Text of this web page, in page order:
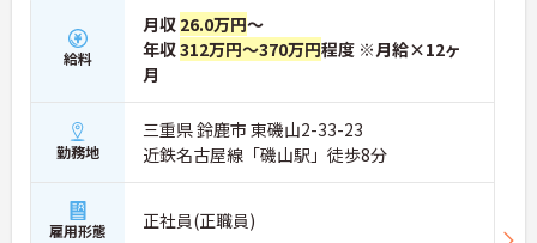
があり、20代から60代まで幅広い年代が活躍してい
ます。年間休日も114日確保されているため、無理
なく長期的なキャリアを築いていただけます。
・全施設がバリアフリー設計かつ最新設備を備えて
おり、清潔感にあふれた美しい環境です。ハード面
に加え、ソフト面でも「献立の事前決定・レシピ完
備」により現場の負担が大幅に軽減されています。
ご利用者様の安全性はもちろん、働くスタッフにと
っても身体的負担が少なく、高いモチベーションを
保って業務に集中できます。
給料
月収 26.0万円～
年収312万円～370万円程度 ※月給×12ヶ
月
勤務地
三重県 鈴鹿市 東磯山2-33-23
近鉄名古屋線「磯山駅」徒歩8分
雇用形態 正社員(正職員)